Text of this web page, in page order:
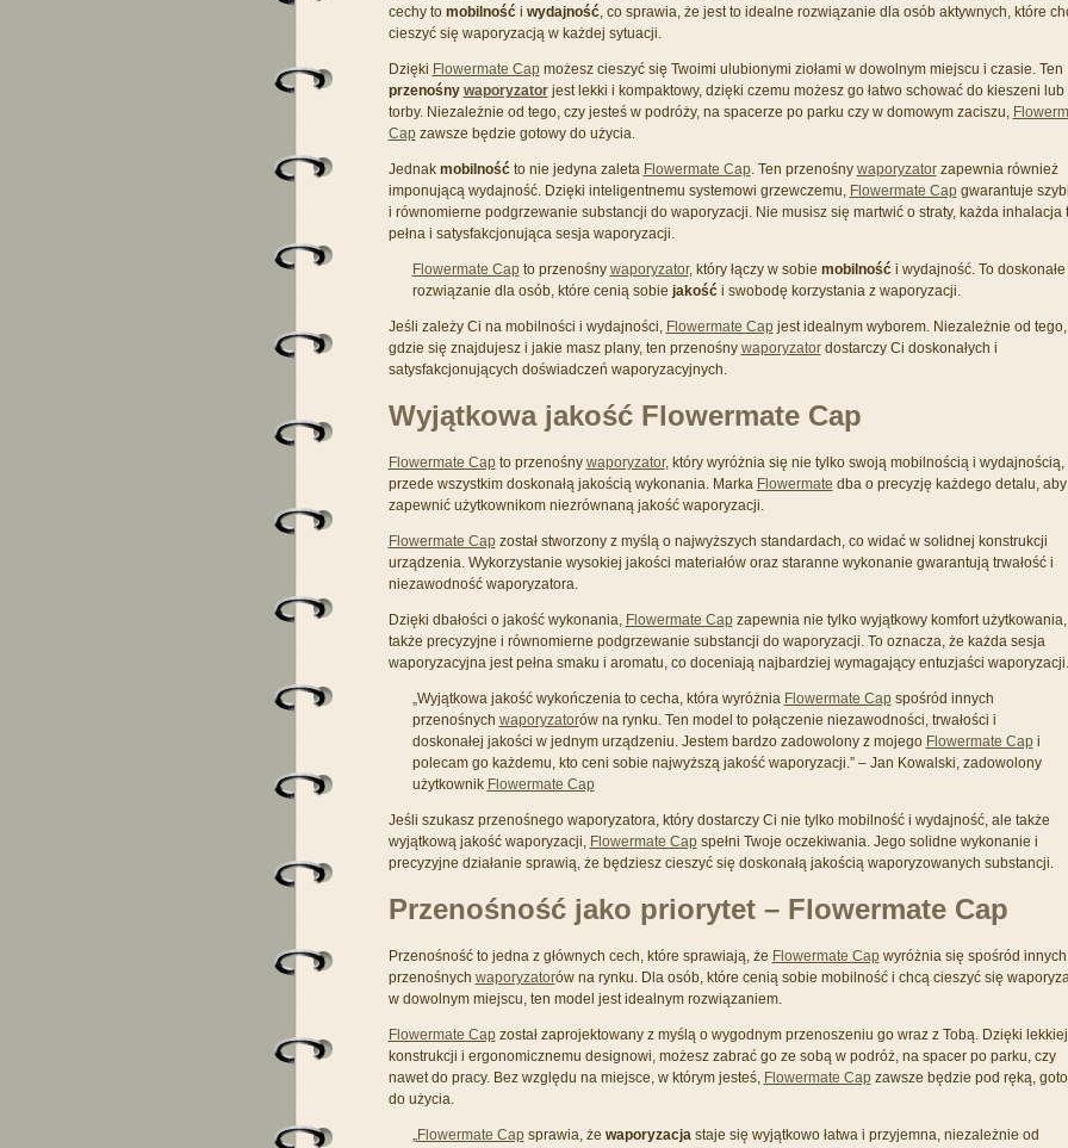
cechy to mobilnośći wydajność, co sprawia, że jest to idealne rozwiązanie dla osób aktywnych, które
cieszyć się waporyzacją w każdej sytuacji.
Dzięki Flowermate Capmożesz cieszyć się Twoimi ulubionymi ziołami w dowolnym miejscu i czasie. Ten
przenośny waporyzatorjest lekki i kompaktowy, dzięki czemu możesz go łatwo schować do kieszeni lub
torby. Niezależnie od tego, czy jesteś w podróży, na spacerze po parku czy w domowym zaciszu,
Capzawsze będzie gotowy do użycia.
Jednak mobilnośćto nie jedyna zaleta Flowermate Cap. Ten przenośny waporyzatorzapewnia również
imponującą wydajność. Dzięki inteligentnemu systemowi grzewczemu, Flowermate Capgwarantuje
i równomierne podgrzewanie substancji do waporyzacji. Nie musisz się martwić o straty, każda inhalacja
pełna i satysfakcjonująca sesja waporyzacji.
Flowermate Capto przenośny waporyzator, który łączy w sobie mobilnośći wydajność. To doskonałe
rozwiązanie dla osób, które cenią sobie jakośći swobodę korzystania z waporyzacji.
Jeśli zależy Ci na mobilności i wydajności, Flowermate Capjest idealnym wyborem. Niezależnie od tego,
gdzie się znajdujesz i jakie masz plany, ten przenośny waporyzatordostarczy Ci doskonałych i
satysfakcjonujących doświadczeń waporyzacyjnych.
Wyjątkowa jakość Flowermate Cap
Flowermate Capto przenośny waporyzator, który wyróżnia się nie tylko swoją mobilnością i wydajnością,
przede wszystkim doskonałą jakością wykonania. Marka Flowermate dba o precyzję każdego detalu, aby
zapewnić użytkownikom niezrównaną jakość waporyzacji.
Flowermate Capzostał stworzony z myślą o najwyższych standardach, co widać w solidnej konstrukcji
urządzenia. Wykorzystanie wysokiej jakości materiałów oraz staranne wykonanie gwarantują trwałość i
niezawodność waporyzatora.
Dzięki dbałości o jakość wykonania, Flowermate Capzapewnia nie tylko wyjątkowy komfort
także precyzyjne i równomierne podgrzewanie substancji do waporyzacji. To oznacza, że każda sesja
waporyzacyjna jest pełna smaku i aromatu, co doceniają najbardziej wymagający entuzjaści waporyzacji.
„Wyjątkowa jakość wykończenia to cecha, która wyróżnia Flowermate Capspośród innych
przenośnych waporyzatorów na rynku. Ten model to połączenie niezawodności, trwałości i
doskonałej jakości w jednym urządzeniu. Jestem bardzo zadowolony z mojego Flowermate Capi
polecam go każdemu, kto ceni sobie najwyższą jakość waporyzacji.” – Jan Kowalski, zadowolony
użytkownik Flowermate Cap
Jeśli szukasz przenośnego waporyzatora, który dostarczy Ci nie tylko mobilność i wydajność, ale także
wyjątkową jakość waporyzacji, Flowermate Capspełni Twoje oczekiwania. Jego solidne wykonanie i
precyzyjne działanie sprawią, że będziesz cieszyć się doskonałą jakością waporyzowanych substancji.
Przenośność jako priorytet – Flowermate Cap
Przenośność to jedna z głównych cech, które sprawiają, że Flowermate Capwyróżnia się spośród innych
przenośnych waporyzatorów na rynku. Dla osób, które cenią sobie mobilność i chcą cieszyć się
w dowolnym miejscu, ten model jest idealnym rozwiązaniem.
Flowermate Capzostał zaprojektowany z myślą o wygodnym przenoszeniu go wraz z Tobą. Dzięki lekkiej
konstrukcji i ergonomicznemu designowi, możesz zabrać go ze sobą w podróż, na spacer po parku, czy
nawet do pracy. Bez względu na miejsce, w którym jesteś, Flowermate Capzawsze będzie pod ręką,
do użycia.
Flowermate Capsprawia, że waporyzacja staje się wyjątkowo łatwa i przyjemna, niezależnie od